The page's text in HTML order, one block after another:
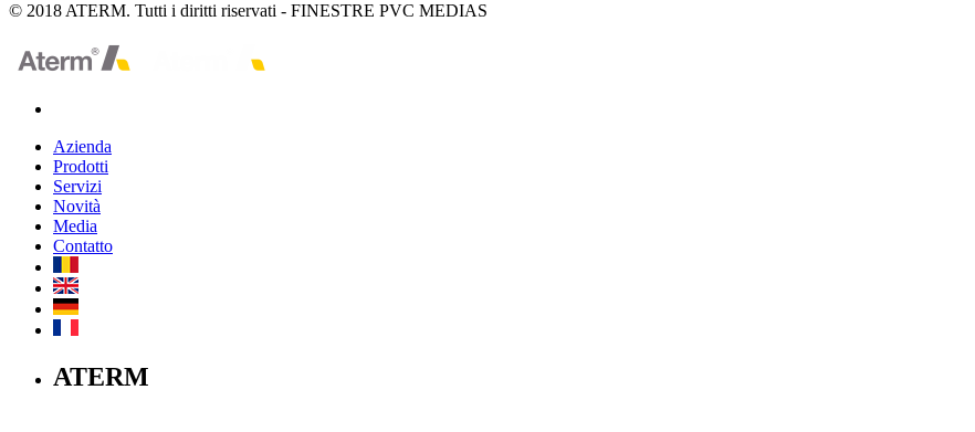
© 2018 ATERM. Tutti i diritti riservati - FINESTRE PVC MEDIAS
Azienda
Prodotti
Servizi
Novità
Media
Contatto
ATERM